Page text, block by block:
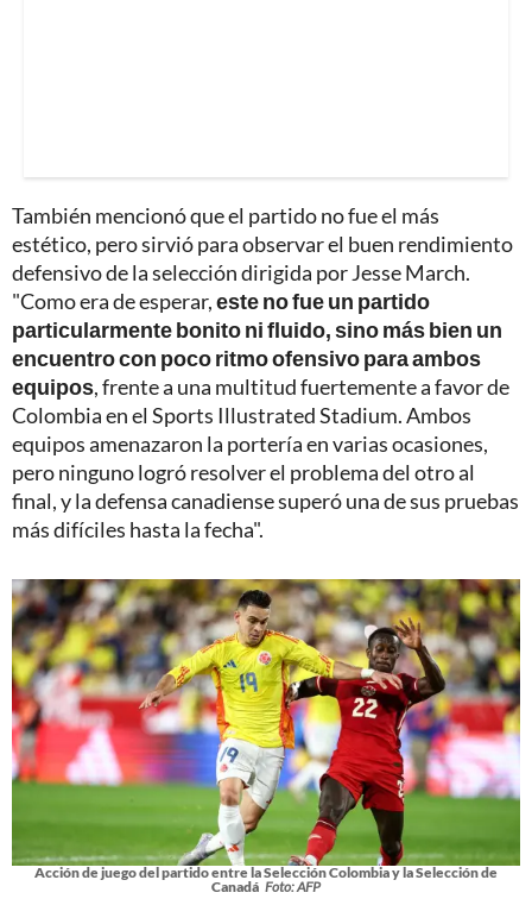
También mencionó que el partido no fue el más
estético, pero sirvió para observar el buen rendimiento
defensivo de la selección dirigida por Jesse March.
"Como era de esperar,este no fue un partido
particularmente bonito ni fluido, sino más bien un
encuentro con poco ritmo ofensivo para ambos
equipos, frente a una multitud fuertemente a favor de
Colombia en el Sports Illustrated Stadium. Ambos
equipos amenazaron la portería en varias ocasiones,
pero ninguno logró resolver el problema del otro al
final, y la defensa canadiense superó una de sus pruebas
más difíciles hasta la fecha".
Acción de juego del partido entre la Selección Colombia y la Selección de
Canadá Foto: AFP